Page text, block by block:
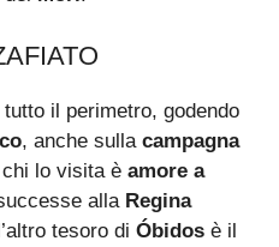
tutto il perimetro, godendo
, anche sulla campagna
lo visita è amore a
alla Regina
tesoro di Óbidos è il